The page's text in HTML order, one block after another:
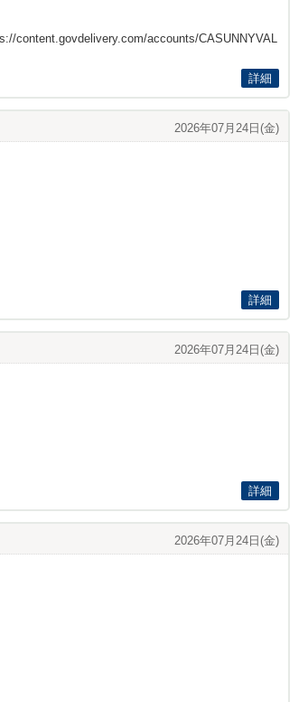
content.govdelivery.com/accounts/CASUNNYVAL
詳細
2026年07月24日(金)
詳細
2026年07月24日(金)
詳細
2026年07月24日(金)